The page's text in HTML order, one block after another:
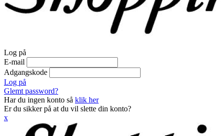
Log på
E-mail
Adgangskode
Log på
Glemt password?
Har du ingen konto så klik her
Er du sikker på at du vil slette din konto?
x